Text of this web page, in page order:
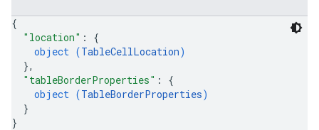
{
"location" : {
object (TableCellLocation)
},
"tableBorderProperties" : {
object (TableBorderProperties)
}
}